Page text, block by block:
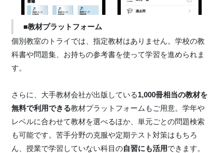
■教材プラットフォーム
個別教室のトライでは、指定教材はありません。学校の教
科書や問題集、お持ちの参考書を使って学習を進められま
す。
さらに、大手教材会社が出版している1,000冊相当の教材を
無料で利用できる教材プラットフォームもご用意。学年や
レベルに合わせて教材を選べるほか、単元ごとの問題検索
も可能です。苦手分野の克服や定期テスト対策はもちろ
ん、授業で学習していない科目の自習にも活用できます。